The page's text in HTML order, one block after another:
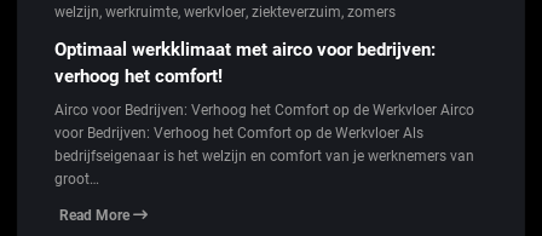
welzijn, werkruimte, werkvloer, ziekteverzuim, zomers
Optimaal werkklimaat met airco voor bedrijven:
verhoog het comfort!
Airco voor Bedrijven: Verhoog het Comfort op de Werkvloer Airco
voor Bedrijven: Verhoog het Comfort op de Werkvloer Als
bedrijfseigenaar is het welzijn en comfort van je werknemers van
groot…
Read More